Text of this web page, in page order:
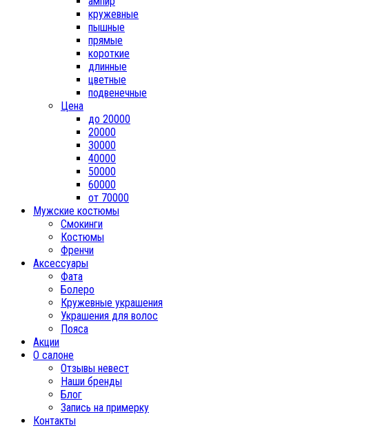
кружевные
пышные
прямые
короткие
длинные
цветные
подвенечные
Цена
до 20000
20000
30000
40000
50000
60000
от 70000
Мужские костюмы
Смокинги
Костюмы
Френчи
Аксессуары
Фата
Болеро
Кружевные украшения
Украшения для волос
Пояса
Акции
О салоне
Отзывы невест
Наши бренды
Блог
Запись на примерку
Контакты